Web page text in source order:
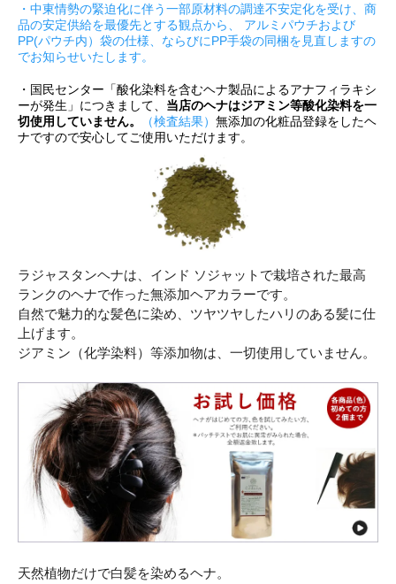
・中東情勢の緊迫化に伴う一部原材料の調達不安定化を受け、商
品の安定供給を最優先とする観点から、 アルミパウチおよび
PP(パウチ内）袋の仕様、ならびにPP手袋の同梱を見直しますの
でお知らせいたします。
・国民センター「酸化染料を含むヘナ製品によるアナフィラキシ
ーが発生」につきまして、 当店のヘナはジアミン等酸化染料を一
切使用していません。
（検査結果） 無添加の化粧品登録をしたヘ
ナですので安心してご使用いただけます。
ラジャスタンヘナは、インド ソジャットで栽培された最高
ランクのヘナで作った無添加ヘアカラーです。
自然で魅力的な髪色に染め、ツヤツヤしたハリのある髪に仕
上げます。
ジアミン（化学染料）等添加物は、一切使用していません。
天然植物だけで白髪を染めるヘナ。